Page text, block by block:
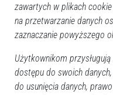
zawartych w plikach
na przetwarzanie danych
zaznaczanie powyższego
Użytkownikom
dostępu do swoich
do usunięcia danych,